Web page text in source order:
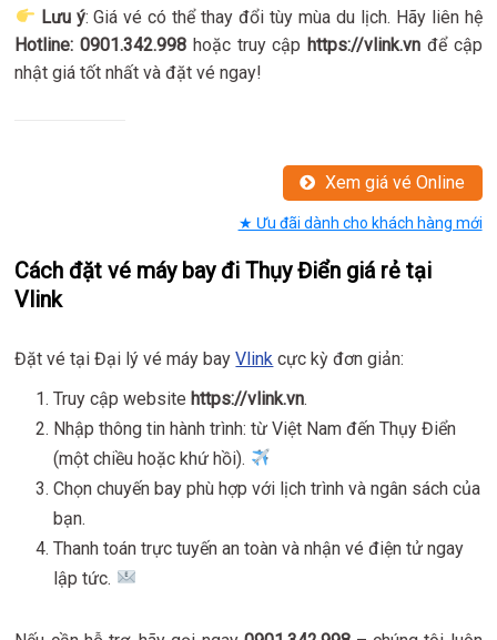
Lưu ý: Giá vé có thể thay đổi tùy mùa du lịch. Hãy liên hệ
Hotline: 0901.342.998 hoặc truy cập https://vlink.vn để cập
nhật giá tốt nhất và đặt vé ngay!
Xem giá vé Online
★ Ưu đãi dành cho khách hàng mới
Cách đặt vé máy bay đi Thụy Điển giá rẻ tại
Vlink
Đặt vé tại Đại lý vé máy bayVlink cực kỳ đơn giản:
Truy cập website https://vlink.vn.
Nhập thông tin hành trình: từ Việt Nam đến Thụy Điển
(một chiều hoặc khứ hồi).
Chọn chuyến bay phù hợp với lịch trình và ngân sách của
bạn.
Thanh toán trực tuyến an toàn và nhận vé điện tử ngay
lập tức.